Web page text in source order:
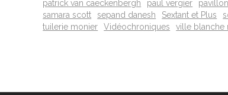
patrick van caeckenbergh
paul vergier
samara scott
sepand danesh Sextant et Plus
tuilerie monier
Vidéochroniques ville blanche